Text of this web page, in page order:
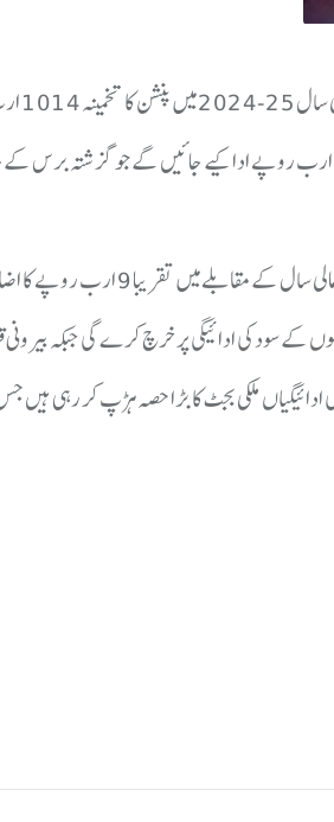
اسلام آبادوفاقی بجٹ
تھا۔بجٹ دستاویزات کے مطابق آئندہ مالی سال میں مسلح افواج کے ریٹائرڈ ملازمین کو پنشن کی مد میں 742 ارب روپے ادا کیے جائیں گے
دوسری جانب سول سرکاری ملازمین کی پنشن کے لیے 243 ارب روپے مختص کیے گئے ہیں جس
ہے، آئندہ مالی سال میں حکومت 7197 ارب روپے مقامی قرضوں کے سود کی ادائیگی پر خرچ کرے
سود کی ادائیگیاں ملکی بجٹ کا بڑا حصہ ہڑپ کر رہی